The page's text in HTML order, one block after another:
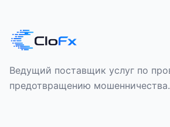
Ведущий поставщик услуг по
предотвращению мошенничества.